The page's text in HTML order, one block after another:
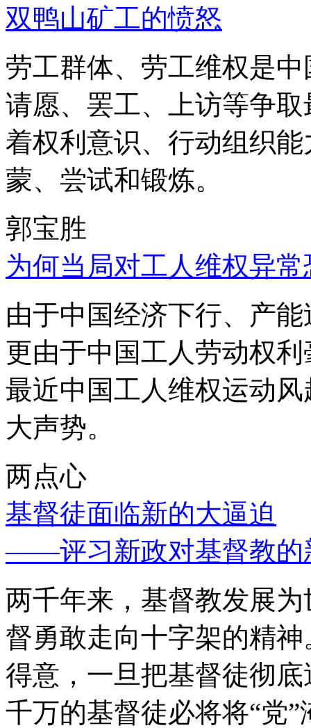
双鸭山矿工的愤怒
劳工群体、劳工维权是
请愿、罢工、上访等争
着权利意识、行动组织
蒙、尝试和锻炼。
郭宝胜
为何当局对工人维权异
由于中国经济下行、产
更由于中国工人劳动权
最近中国工人维权运动
大声势。
两点心
基督徒面临新的大逼迫
——评习新政对基督教的
两千年来，基督教发展
督勇敢走向十字架的精
得意，一旦把基督徒彻
千万的基督徒必将将“党”